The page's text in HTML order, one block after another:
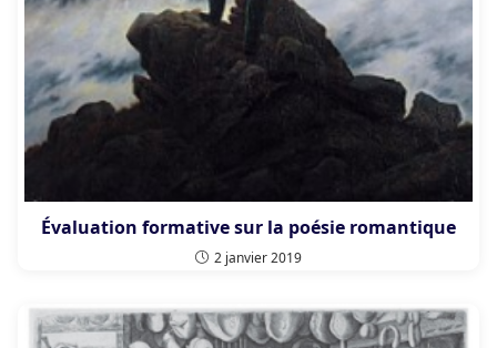
Évaluation formative sur la poésie romantique
2 janvier 2019